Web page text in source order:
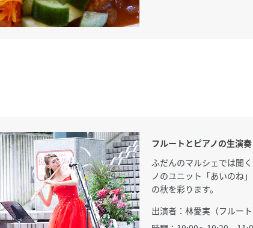
フルートとピアノの生演
ふだんのマルシェでは聞
ノのユニット「あいのね
の秋を彩ります。
出演者：林愛実（フルー